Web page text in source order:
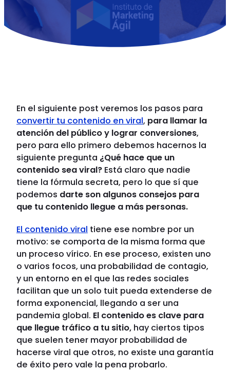
En el siguiente post veremos los pasos para
convertir tu contenido en viral, para llamar la
atención del público y lograr conversiones,
pero para ello primero debemos hacernos la
siguiente pregunta ¿Qué hace que un
contenido sea viral? Está claro que nadie
tiene la fórmula secreta, pero lo que sí que
podemos darte son algunos consejos para
que tu contenido llegue a más personas.
El contenido viral tiene ese nombre por un
motivo: se comporta de la misma forma que
un proceso vírico. En ese proceso, existen uno
o varios focos, una probabilidad de contagio,
y un entorno en el que las redes sociales
facilitan que un solo tuit pueda extenderse de
forma exponencial, llegando a ser una
pandemia global. El contenido es clave para
que llegue tráfico a tu sitio, hay ciertos tipos
que suelen tener mayor probabilidad de
hacerse viral que otros, no existe una garantía
de éxito pero vale la pena probarlo.